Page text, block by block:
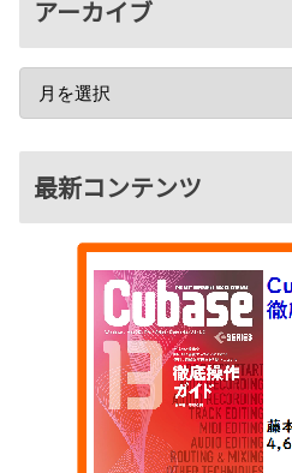
アーカイブ
最新コンテンツ